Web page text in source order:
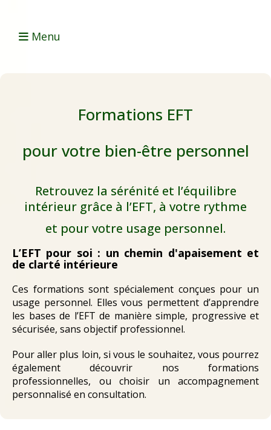
Menu
Formations EFT
pour votre bien-être personnel
Retrouvez la sérénité et l’équilibre
intérieur grâce à l’EFT, à votre rythme
et pour votre usage personnel.
L’EFT pour soi : un chemin d'apaisement et
de clarté intérieure
Ces formations sont spécialement conçues pour un
usage personnel. Elles vous permettent d’apprendre
les bases de l’EFT de manière simple, progressive et
sécurisée, sans objectif professionnel.
Pour aller plus loin, si vous le souhaitez, vous pourrez
également découvrir nos formations
professionnelles, ou choisir un accompagnement
personnalisé en consultation.